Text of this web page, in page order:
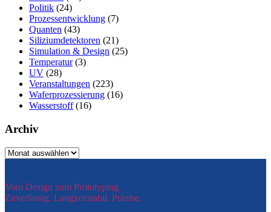
Politik (24)
Prozessentwicklung (7)
Quanten (43)
Siliziumdetektoren (21)
Simulation & Design (25)
Temperatur(3)
UV (28)
Veranstaltungen (223)
Waferprozessierung (16)
Wasserstoff(16)
Archiv
Archiv
Vom Design zum Prototyping.
Zuverlässig. Langzeitstabil. Präzise.